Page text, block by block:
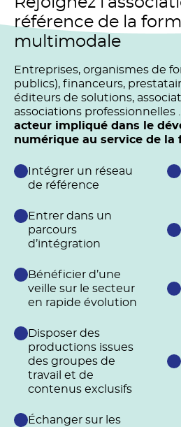
référence de la
multimodale
Entreprises, organismes de
publics), financeurs,
éditeurs de solutions,
associations professionnelles
acteur impliqué dans le
numérique au service de la
Intégrer un réseau
de référence
Entrer dans un
parcours
d’intégration
Bénéficier d’une
veille sur le secteur
en rapide évolution
Disposer des
productions issues
des groupes de
travail et de
contenus exclusifs
Échanger sur les